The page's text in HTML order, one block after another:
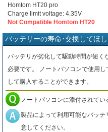
Homtom HT20 pro
Charge limit voltage: 4.35V
Not Compatible Homtom HT20
バッテリーの寿命･交換してほ
バッテリが劣化して駆動時間が短く
必要です。 ノートパソコンで使用
して購入することができます。
ノートパソコンに添付されて
製品によって利用可能なバッ
意してください。